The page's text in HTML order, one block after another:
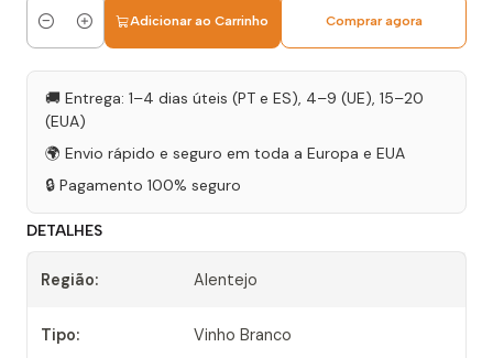
Quantidade
Adicionar ao Carrinho Comprar agora
🚚 Entrega: 1–4 dias úteis (PT e ES), 4–9 (UE), 15–20
(EUA)
🌍 Envio rápido e seguro em toda a Europa e EUA
🔒 Pagamento 100% seguro
DETALHES
Região: Alentejo
Tipo: Vinho Branco